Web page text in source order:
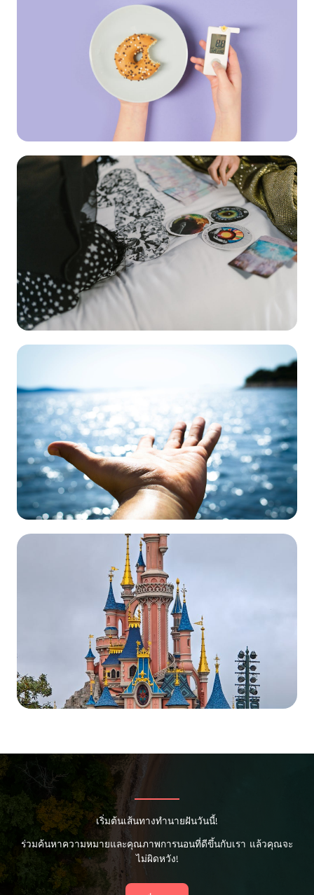
เริ่มต้นเส้นทางทำนายฝันวันนี้!
ร่วมค้นหาความหมายและคุณภาพการนอนที่ดีขึ้นกับเรา แล้วคุณจะ
ไม่ผิดหวัง!